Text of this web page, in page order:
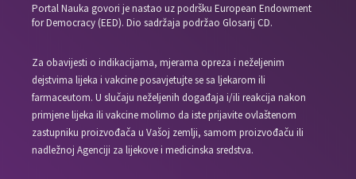
Portal Nauka govori je nastao uz podršku European Endowment
for Democracy (EED). Dio sadržaja podržao Glosarij CD.
Za obavijesti o indikacijama, mjerama opreza i neželjenim
dejstvima lijeka i vakcine posavjetujte se sa ljekarom ili
farmaceutom. U slučaju neželjenih događaja i/ili reakcija nakon
primjene lijeka ili vakcine molimo da iste prijavite ovlaštenom
zastupniku proizvođača u Vašoj zemlji, samom proizvođaču ili
nadležnoj Agenciji za lijekove i medicinska sredstva.